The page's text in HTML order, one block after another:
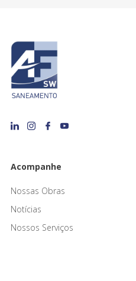
Acompanhe
Nossas Obras
Notícias
Nossos Serviços